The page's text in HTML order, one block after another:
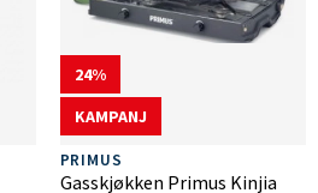
24
KAMPANJ
PRIMUS
Gasskjøkken Primus Kinjia